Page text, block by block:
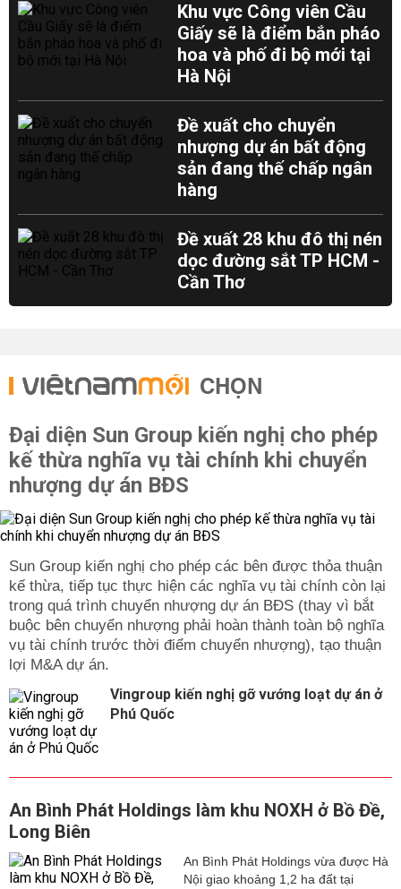
Khu vực Công viên Cầu
Giấy sẽ là điểm bắn pháo
hoa và phố đi bộ mới tại
Hà Nội
Đề xuất cho chuyển
nhượng dự án bất động
sản đang thế chấp ngân
hàng
Đề xuất 28 khu đô thị nén
dọc đường sắt TP HCM -
Cần Thơ
CHỌN
Đại diện Sun Group kiến nghị cho phép
kế thừa nghĩa vụ tài chính khi chuyển
nhượng dự án BĐS
Sun Group kiến nghị cho phép các bên được thỏa thuận
kế thừa, tiếp tục thực hiện các nghĩa vụ tài chính còn lại
trong quá trình chuyển nhượng dự án BĐS (thay vì bắt
buộc bên chuyển nhượng phải hoàn thành toàn bộ nghĩa
vụ tài chính trước thời điểm chuyển nhượng), tạo thuận
lợi M&A dự án.
Vingroup kiến nghị gỡ vướng loạt dự án ở
Phú Quốc
An Bình Phát Holdings làm khu NOXH ở Bồ Đề,
Long Biên
An Bình Phát Holdings vừa được Hà
Nội giao khoảng 1,2 ha đất tại